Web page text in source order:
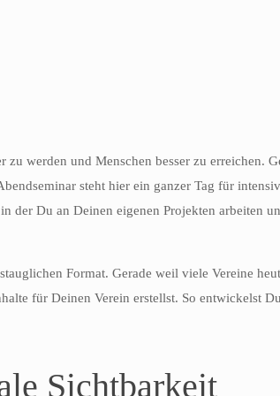
werden und Menschen besser zu erreichen.
steht hier ein ganzer Tag für
der Du an Deinen eigenen Projekten arbeiten
Format. Gerade weil viele Vereine
für Deinen Verein erstellst. So entwickelst
Sichtbarkeit